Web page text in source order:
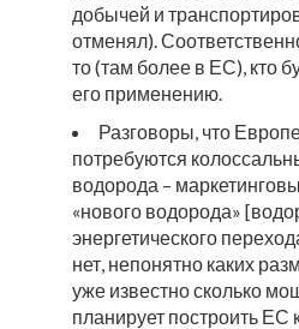
добычей и
отменял).
то (там более в ЕС), кто
его применению.
Разговоры, что
потребуются
водорода –
«нового водорода»
энергетического
нет, непонятно каких
уже известно сколько
планирует построить ЕС